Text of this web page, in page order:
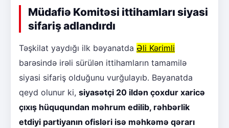
Müdafiə Komitəsi ittihamları siyasi
sifariş adlandırdı
Təşkilat yaydığı ilk bəyanatda Əli Kərimli
barəsində irəli sürülən ittihamların tamamilə
siyasi sifariş olduğunu vurğulayıb. Bəyanatda
qeyd olunur ki, siyasətçi 20 ildən çoxdur xaricə
çıxış hüququndan məhrum edilib, rəhbərlik
etdiyi partiyanın ofisləri isə məhkəmə qərarı